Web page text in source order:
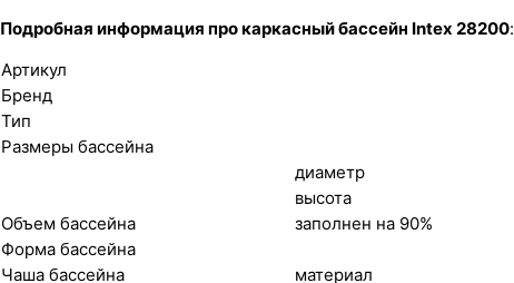
Подробная информация про каркасный бассейн Intex 28200:
Артикул
Бренд
Тип
Размеры бассейна
диаметр
высота
Объем бассейна
заполнен на 90%
Форма бассейна
Чаша бассейна
материал